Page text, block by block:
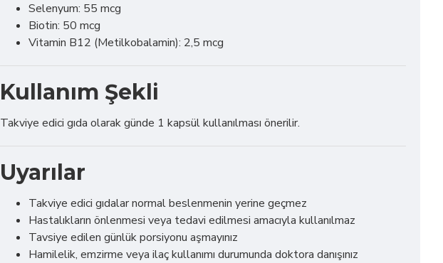
Selenyum: 55 mcg
Biotin: 50 mcg
Vitamin B12 (Metilkobalamin): 2,5 mcg
Kullanım Şekli
Takviye edici gıda olarak günde 1 kapsül kullanılması önerilir.
Uyarılar
Takviye edici gıdalar normal beslenmenin yerine geçmez
Hastalıkların önlenmesi veya tedavi edilmesi amacıyla kullanılmaz
Tavsiye edilen günlük porsiyonu aşmayınız
Hamilelik, emzirme veya ilaç kullanımı durumunda doktora danışınız